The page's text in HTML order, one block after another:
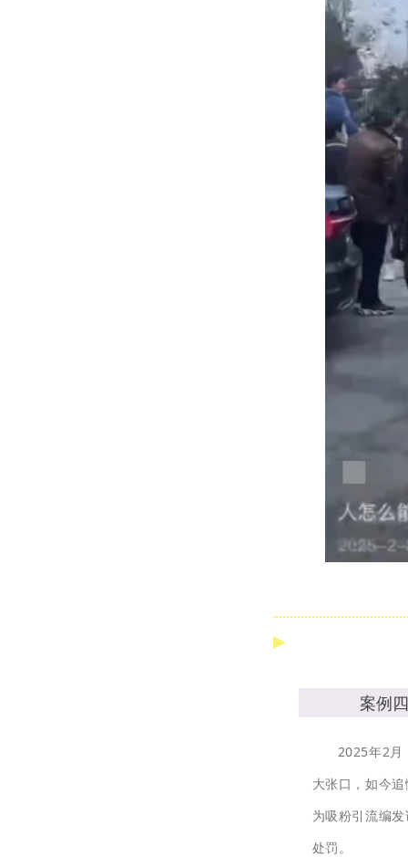
案例
2025年2月
大张口，如今
为吸粉引流编
处罚。